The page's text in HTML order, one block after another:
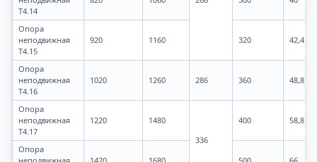
Т4.14
Опора
неподвижная
Т4.15
920 1160 320 42,4
Опора
неподвижная
Т4.16
1020 1260 286 360 48,8
Опора
неподвижная
Т4.17
1220
1480
336
400 58,8
Опора